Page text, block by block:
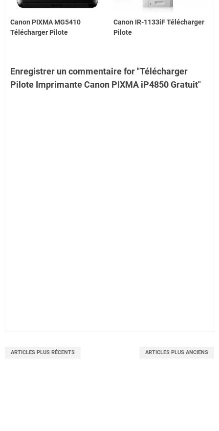
Canon PIXMA MG5410
Télécharger Pilote
Canon IR-1133iF Télécharger
Pilote
Enregistrer un commentaire for "Télécharger
Pilote Imprimante Canon PIXMA iP4850 Gratuit"
ARTICLES PLUS RÉCENTS ARTICLES PLUS ANCIENS